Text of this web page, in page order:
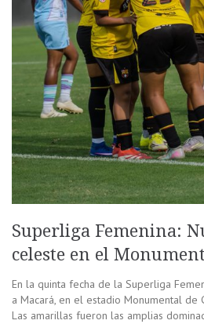
Superliga Femenina:
celeste en el
En la quinta fecha de la Superliga
a Macará, en el estadio Monumental de
Las amarillas fueron las amplias